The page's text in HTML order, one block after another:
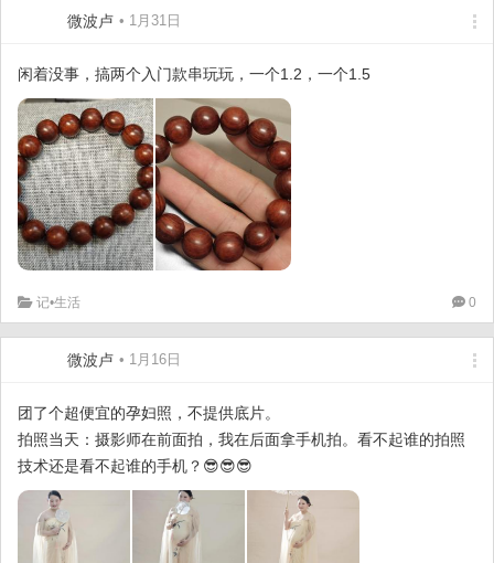
微波卢 • 1月31日
闲着没事，搞两个入门款串玩玩，一个1.2，一个1.5
记•生活 0
微波卢 • 1月16日
团了个超便宜的孕妇照，不提供底片。
拍照当天：摄影师在前面拍，我在后面拿手机拍。看不起谁的拍照
技术还是看不起谁的手机？😎😎😎